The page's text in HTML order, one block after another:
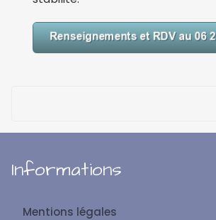
Informations
Mentions légales